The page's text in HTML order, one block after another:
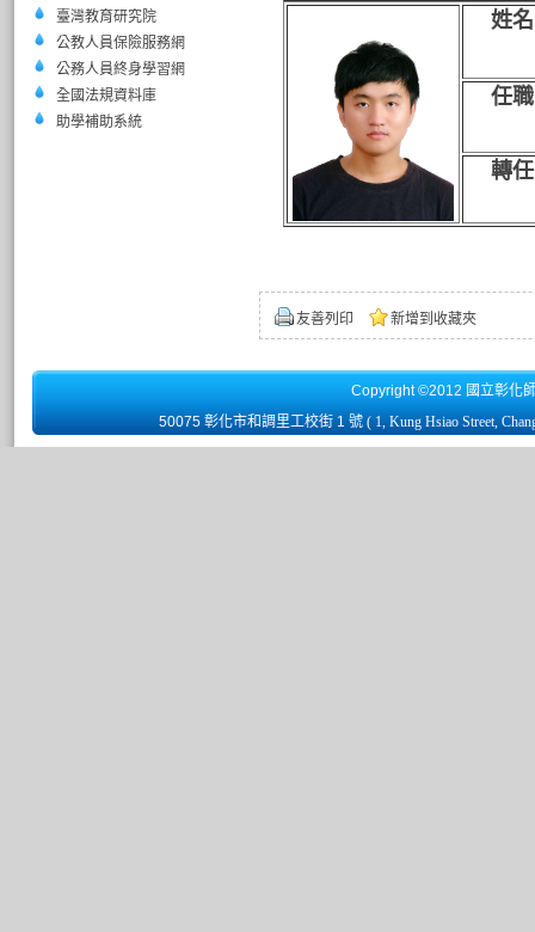
臺灣教育研究院
公教人員保險服務網
公務人員終身學習網
全國法規資料庫
助學補助系統
姓名
任職
轉任
友善列印 新增到收藏夾
Copyright ©2012 國立彰化
50075 彰化市和調里工校街 1 號 ( 1, Kung Hsiao Street,